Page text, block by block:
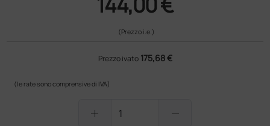
(Prezzo i.e.)
Prezzo ivato 175,68 €
(le rate sono comprensive di IVA)
add remove